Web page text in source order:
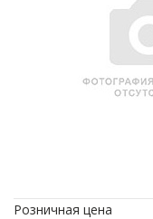
Розничная цена